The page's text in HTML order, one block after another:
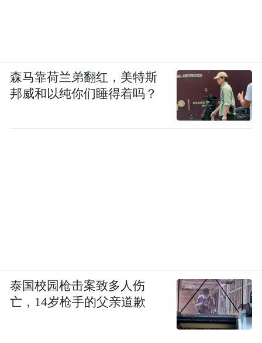
森马靠荷兰弟翻红，美特斯
邦威和以纯你们睡得着吗？
泰国校园枪击案致多人伤
亡，14岁枪手的父亲道歉